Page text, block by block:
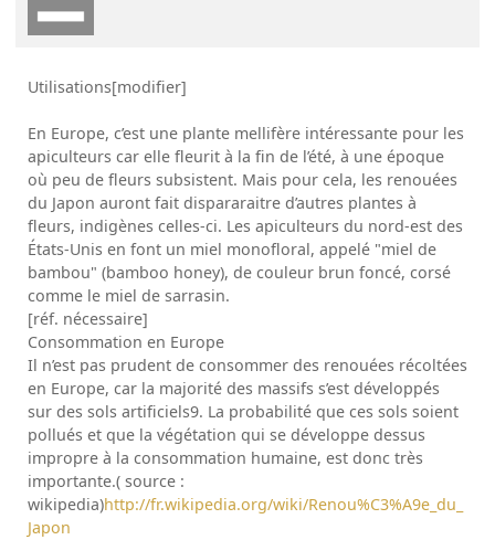
Utilisations[modifier]
En Europe, c’est une plante mellifère intéressante pour les
apiculteurs car elle fleurit à la fin de l’été, à une époque
où peu de fleurs subsistent. Mais pour cela, les renouées
du Japon auront fait dispararaitre d’autres plantes à
fleurs, indigènes celles-ci. Les apiculteurs du nord-est des
États-Unis en font un miel monofloral, appelé "miel de
bambou" (bamboo honey), de couleur brun foncé, corsé
comme le miel de sarrasin.
[réf. nécessaire]
Consommation en Europe
Il n’est pas prudent de consommer des renouées récoltées
en Europe, car la majorité des massifs s’est développés
sur des sols artificiels9. La probabilité que ces sols soient
pollués et que la végétation qui se développe dessus
impropre à la consommation humaine, est donc très
importante.( source :
wikipedia)http://fr.wikipedia.org/wiki/Renou%C3%A9e_du_
Japon